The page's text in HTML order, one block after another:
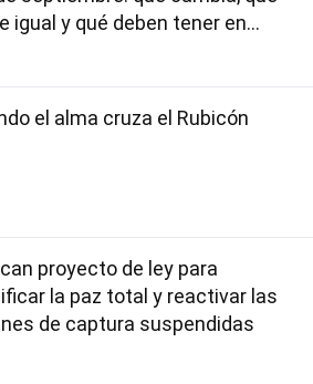
igual y qué deben tener en
el alma cruza el Rubicón
proyecto de ley para
la paz total y reactivar las
de captura suspendidas